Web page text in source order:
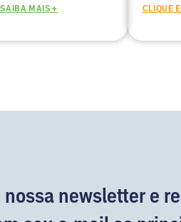
MAIS + CLIQUE
newsletter e